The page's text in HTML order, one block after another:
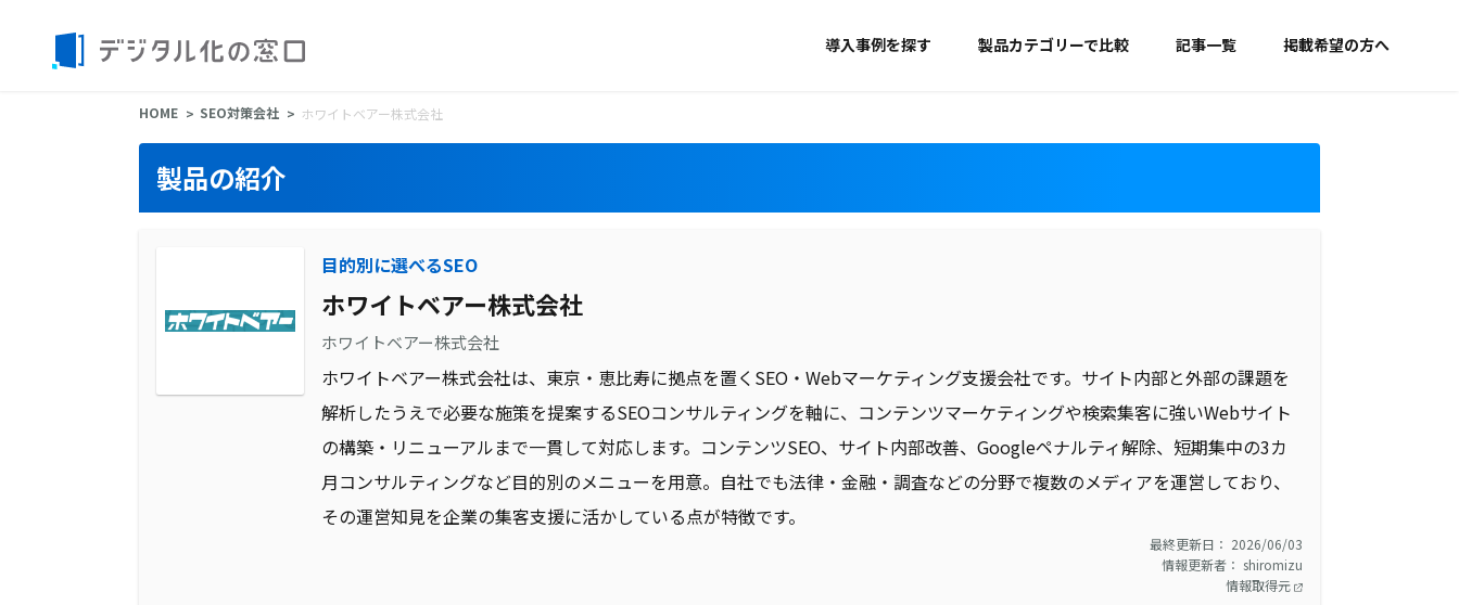
導入事例を探す 製品カテゴリーで比較 記事一覧 掲載希望の方へ
HOME SEO対策会社 ホワイトベアー株式会社
製品の紹介
目的別に選べるSEO
ホワイトベアー株式会社
ホワイトベアー株式会社
ホワイトベアー株式会社は、東京・恵比寿に拠点を置くSEO・Webマーケティング支援会社です。サイト内部と外部の課題を
解析したうえで必要な施策を提案するSEOコンサルティングを軸に、コンテンツマーケティングや検索集客に強いWebサイト
の構築・リニューアルまで一貫して対応します。コンテンツSEO、サイト内部改善、Googleペナルティ解除、短期集中の3カ
月コンサルティングなど目的別のメニューを用意。自社でも法律・金融・調査などの分野で複数のメディアを運営しており、
その運営知見を企業の集客支援に活かしている点が特徴です。
最終更新日： 2026/06/03
情報更新者： shiromizu
情報取得元